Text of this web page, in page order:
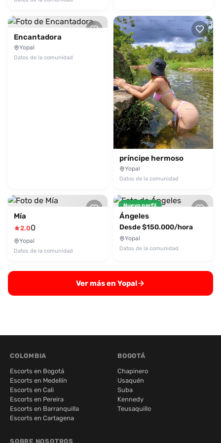
Encantadora
Yopal
Datos de la comunidad
príncipe hermoso
Yopal
Datos de la comunidad
Mía
2.00
Yopal
Datos de la comunidad
Nuevo perfil
Ángeles
Desde $150.000/hora
Yopal
Datos de la comunidad
Ver más en Yopal
COLOMBIA
Escorts en Bogotá
Escorts en Medellín
Escorts en Cali
Escorts en Pereira
Escorts en Barranquilla
Escorts en Cartagena
BOGOTÁ
Chapinero
Usaquén
Suba
Kennedy
Teusaquillo
SOBRE NOSOTROS